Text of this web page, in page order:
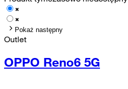
Pokaż następny
Outlet
OPPO Reno6 5G